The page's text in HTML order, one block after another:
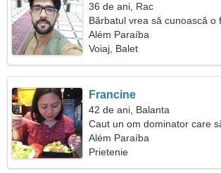
36 de ani, Rac
Bărbatul vrea să cunoască o
Além Paraíba
Voiaj, Balet
Francine
42 de ani, Balanta
Caut un om dominator care
Além Paraíba
Prietenie